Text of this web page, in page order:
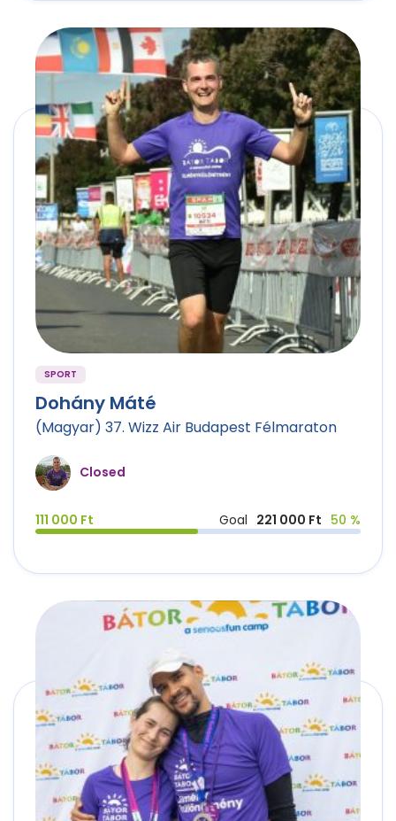
SPORT
Dohány Máté
(Magyar) 37. Wizz Air Budapest Félmaraton
Closed
111 000 Ft Goal 221 000 Ft 50 %